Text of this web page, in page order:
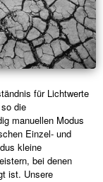
für Lichtwerte
die
manuellen Modus
Einzel- und
kleine
bei denen
ist. Unsere